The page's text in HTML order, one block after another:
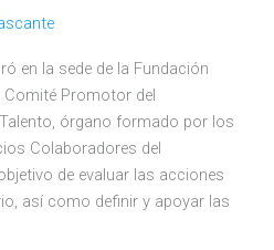
en la sede de la Fundación
Comité Promotor del
órgano formado por los
Colaboradores del
de evaluar las acciones
así como definir y apoyar las